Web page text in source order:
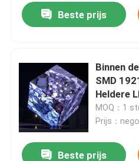
Beste prijs
Binnen
SMD
Heldere
MOQ：1
Prijs：
Beste prijs